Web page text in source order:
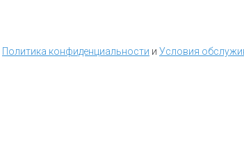
Политика конфиденциальности и Условия